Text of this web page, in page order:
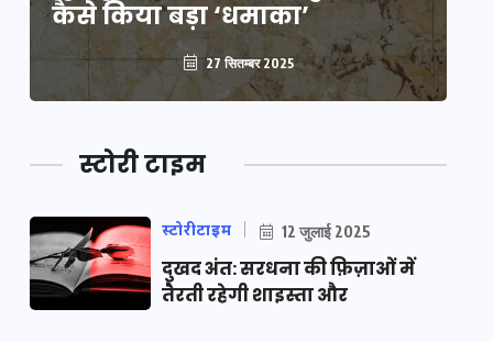
कैसे किया बड़ा ‘धमाका’
27 सितम्बर 2025
स्टोरी टाइम
स्टोरीटाइम 12 जुलाई 2025
दुखद अंत: सरधना की फ़िज़ाओं में
तैरती रहेगी शाइस्ता और